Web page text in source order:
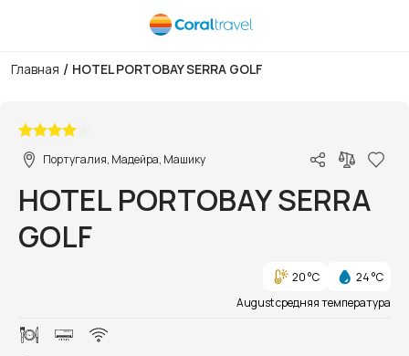
Главная / HOTEL PORTOBAY SERRA GOLF
Португалия, Мадейра, Машику
HOTEL PORTOBAY SERRA
GOLF
20 °C
24 °C
August средняя температура